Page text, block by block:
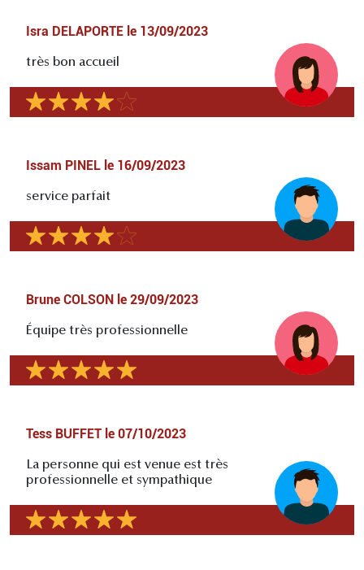
Isra DELAPORTE le 13/09/2023
très bon accueil
Issam PINEL le 16/09/2023
service parfait
Brune COLSON le 29/09/2023
Équipe très professionnelle
Tess BUFFET le 07/10/2023
La personne qui est venue est très
professionnelle et sympathique